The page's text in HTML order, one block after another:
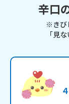
辛口
※きび
「見